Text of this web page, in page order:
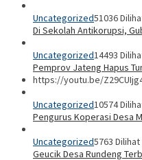
Uncategorized51036
Di Sekolah Antikorupsi,
Uncategorized14493
Pemprov Jateng Hapus
https://youtu.be/
Uncategorized10574
Pengurus Koperasi Desa
Uncategorized5763 Dilihat
Geucik Desa Rundeng